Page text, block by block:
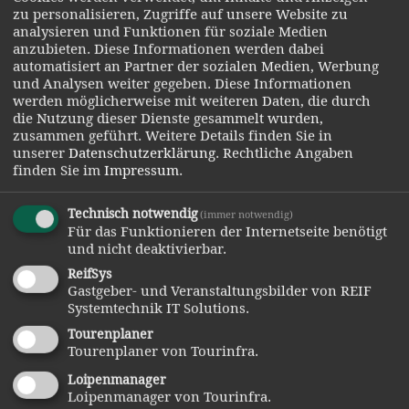
PLZ*:
Ort*:
Land*:
Telefon:
E-Mail*:
Gewünschtes Infomaterial
zu personalisieren, Zugriffe auf unsere Website zu
analysieren und Funktionen für soziale Medien
anzubieten. Diese Informationen werden dabei
automatisiert an Partner der sozialen Medien, Werbung
und Analysen weiter gegeben. Diese Informationen
werden möglicherweise mit weiteren Daten, die durch
die Nutzung dieser Dienste gesammelt wurden,
zusammen geführt. Weitere Details finden Sie in
unserer Datenschutzerklärung. Rechtliche Angaben
finden Sie im Impressum.
Technisch notwendig(immer notwendig)
Für das Funktionieren der Internetseite benötigt
und nicht deaktivierbar.
ReifSys
Gastgeber- und Veranstaltungsbilder von REIF
Systemtechnik IT Solutions.
Tourenplaner
Tourenplaner von Tourinfra.
Loipenmanager
Loipenmanager von Tourinfra.